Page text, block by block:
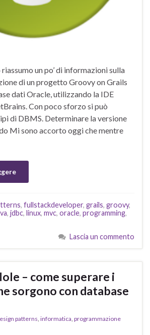
un po’ di informazioni sulla
di un progetto Groovy on Grails
dati Oracle, utilizzando la IDE
Con poco sforzo si può
di DBMS. Determinare la versione
Mi sono accorto oggi che mentre
, fullstackdeveloper, grails, groovy,
, jdbc, linux, mvc, oracle, programming,
Lascia un commento
– come superare i
sorgono con database
patterns, informatica, programmazione